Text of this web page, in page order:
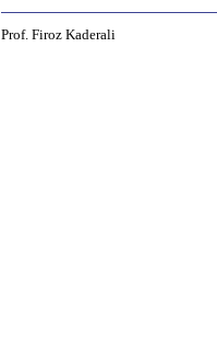
Prof. Firoz Kaderali